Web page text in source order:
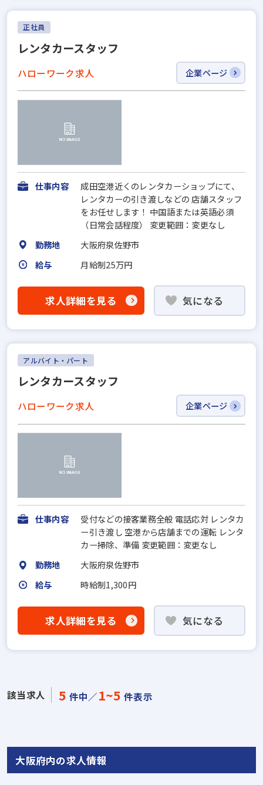
正社員
レンタカースタッフ
ハローワーク求人 企業ページ
仕事内容
成田空港近くのレンタカーショップにて、
レンタカーの引き渡しなどの 店舗スタッフ
をお任せします！ 中国語または英語必須
（日常会話程度） 変更範囲：変更なし
勤務地
大阪府泉佐野市
給与
月給制25万円
求人詳細を見る 気になる
アルバイト・パート
レンタカースタッフ
ハローワーク求人 企業ページ
仕事内容
受付などの接客業務全般 電話応対 レンタカ
ー引き渡し 空港から店舗までの運転 レンタ
カー掃除、準備 変更範囲：変更なし
勤務地
大阪府泉佐野市
給与
時給制1,300円
求人詳細を見る 気になる
該当求人 5 件中／1~5 件表示
大阪府内の求人情報